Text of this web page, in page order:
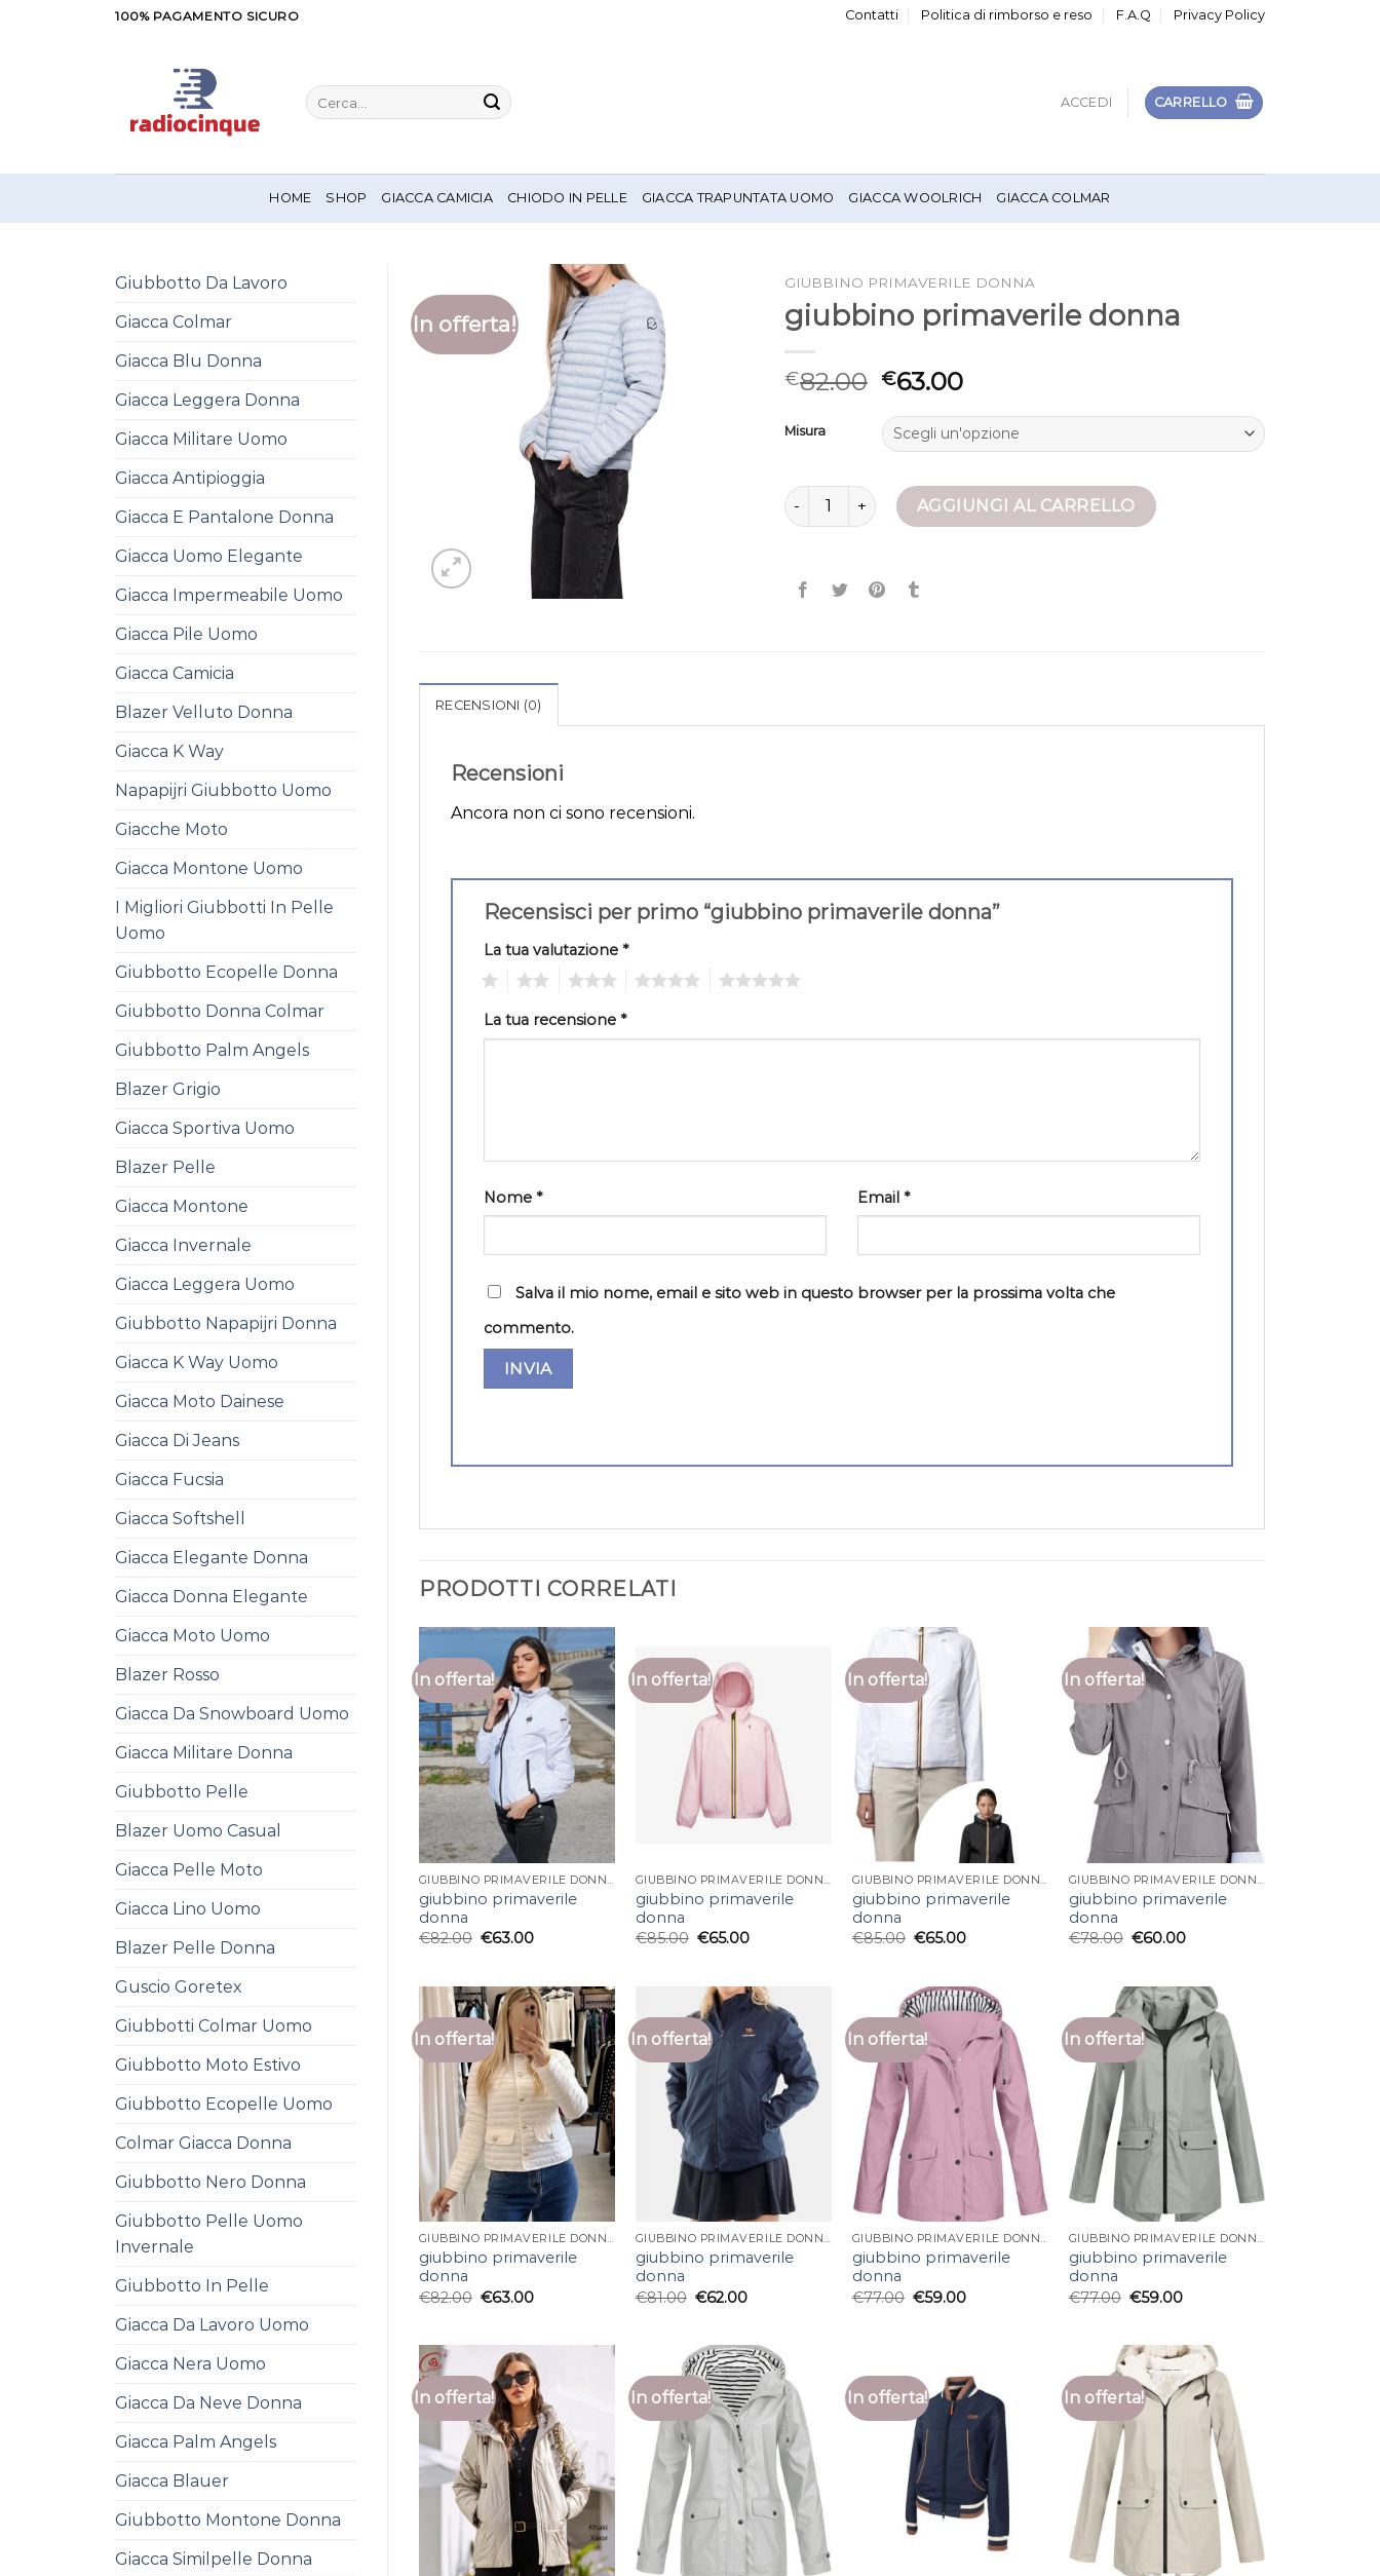
100% PAGAMENTO SICURO Contatti Politica di rimborso e reso F.A.Q Privacy Policy
Cerca:
ACCEDI CARRELLO
HOME SHOP GIACCA CAMICIA CHIODO IN PELLE GIACCA TRAPUNTATA UOMO GIACCA WOOLRICH GIACCA COLMAR
Giubbotto Da Lavoro
Giacca Colmar
Giacca Blu Donna
Giacca Leggera Donna
Giacca Militare Uomo
Giacca Antipioggia
Giacca E Pantalone Donna
Giacca Uomo Elegante
Giacca Impermeabile Uomo
Giacca Pile Uomo
Giacca Camicia
Blazer Velluto Donna
Giacca K Way
Napapijri Giubbotto Uomo
Giacche Moto
Giacca Montone Uomo
I Migliori Giubbotti In Pelle
Uomo
Giubbotto Ecopelle Donna
Giubbotto Donna Colmar
Giubbotto Palm Angels
Blazer Grigio
Giacca Sportiva Uomo
Blazer Pelle
Giacca Montone
Giacca Invernale
Giacca Leggera Uomo
Giubbotto Napapijri Donna
Giacca K Way Uomo
Giacca Moto Dainese
Giacca Di Jeans
Giacca Fucsia
Giacca Softshell
Giacca Elegante Donna
Giacca Donna Elegante
Giacca Moto Uomo
Blazer Rosso
Giacca Da Snowboard Uomo
Giacca Militare Donna
Giubbotto Pelle
Blazer Uomo Casual
Giacca Pelle Moto
Giacca Lino Uomo
Blazer Pelle Donna
Guscio Goretex
Giubbotti Colmar Uomo
Giubbotto Moto Estivo
Giubbotto Ecopelle Uomo
Colmar Giacca Donna
Giubbotto Nero Donna
Giubbotto Pelle Uomo
Invernale
Giubbotto In Pelle
Giacca Da Lavoro Uomo
Giacca Nera Uomo
Giacca Da Neve Donna
Giacca Palm Angels
Giacca Blauer
Giubbotto Montone Donna
Giacca Similpelle Donna
In offerta!
GIUBBINO PRIMAVERILE DONNA
giubbino primaverile donna
€82.00 €63.00
Misura
giubbino primaverile donna quantità
AGGIUNGI AL CARRELLO
RECENSIONI (0)
Recensioni
Ancora non ci sono recensioni.
Recensisci per primo “giubbino primaverile donna”
La tua valutazione *
La tua recensione *
Nome * Email *
Salva il mio nome, email e sito web in questo browser per la prossima volta che
commento.
PRODOTTI CORRELATI
In offerta!
GIUBBINO PRIMAVERILE DONNA
giubbino primaverile
donna
€82.00 €63.00
In offerta!
GIUBBINO PRIMAVERILE DONNA
giubbino primaverile
donna
€85.00 €65.00
In offerta!
GIUBBINO PRIMAVERILE DONNA
giubbino primaverile
donna
€85.00 €65.00
In offerta!
GIUBBINO PRIMAVERILE DONNA
giubbino primaverile
donna
€78.00 €60.00
In offerta!
GIUBBINO PRIMAVERILE DONNA
giubbino primaverile
donna
€82.00 €63.00
In offerta!
GIUBBINO PRIMAVERILE DONNA
giubbino primaverile
donna
€81.00 €62.00
In offerta!
GIUBBINO PRIMAVERILE DONNA
giubbino primaverile
donna
€77.00 €59.00
In offerta!
GIUBBINO PRIMAVERILE DONNA
giubbino primaverile
donna
€77.00 €59.00
In offerta! In offerta! In offerta! In offerta!